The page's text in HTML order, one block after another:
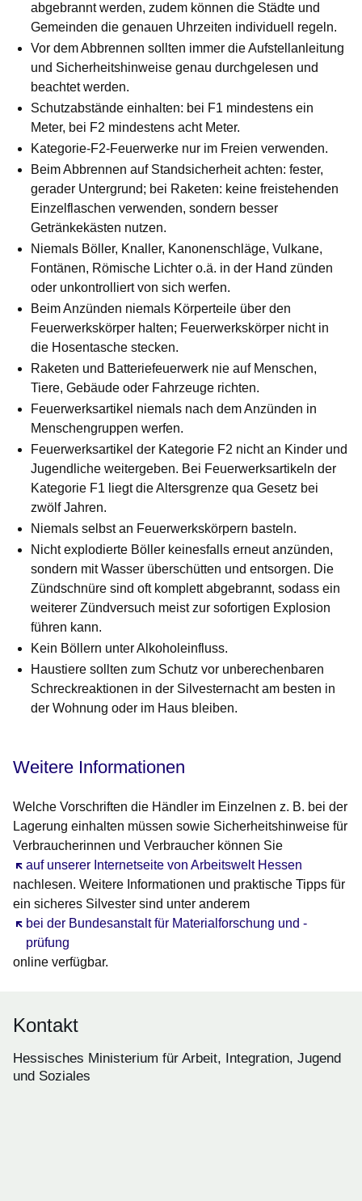
abgebrannt werden, zudem können die Städte und
Gemeinden die genauen Uhrzeiten individuell regeln.
Vor dem Abbrennen sollten immer die Aufstellanleitung
und Sicherheitshinweise genau durchgelesen und
beachtet werden.
Schutzabstände einhalten: bei F1 mindestens ein
Meter, bei F2 mindestens acht Meter.
Kategorie-F2-Feuerwerke nur im Freien verwenden.
Beim Abbrennen auf Standsicherheit achten: fester,
gerader Untergrund; bei Raketen: keine freistehenden
Einzelflaschen verwenden, sondern besser
Getränkekästen nutzen.
Niemals Böller, Knaller, Kanonenschläge, Vulkane,
Fontänen, Römische Lichter o.ä. in der Hand zünden
oder unkontrolliert von sich werfen.
Beim Anzünden niemals Körperteile über den
Feuerwerkskörper halten; Feuerwerkskörper nicht in
die Hosentasche stecken.
Raketen und Batteriefeuerwerk nie auf Menschen,
Tiere, Gebäude oder Fahrzeuge richten.
Feuerwerksartikel niemals nach dem Anzünden in
Menschengruppen werfen.
Feuerwerksartikel der Kategorie F2 nicht an Kinder und
Jugendliche weitergeben. Bei Feuerwerksartikeln der
Kategorie F1 liegt die Altersgrenze qua Gesetz bei
zwölf Jahren.
Niemals selbst an Feuerwerkskörpern basteln.
Nicht explodierte Böller keinesfalls erneut anzünden,
sondern mit Wasser überschütten und entsorgen. Die
Zündschnüre sind oft komplett abgebrannt, sodass ein
weiterer Zündversuch meist zur sofortigen Explosion
führen kann.
Kein Böllern unter Alkoholeinfluss.
Haustiere sollten zum Schutz vor unberechenbaren
Schreckreaktionen in der Silvesternacht am besten in
der Wohnung oder im Haus bleiben.
Weitere Informationen
Welche Vorschriften die Händler im Einzelnen z. B. bei der
Lagerung einhalten müssen sowie Sicherheitshinweise für
Verbraucherinnen und Verbraucher können Sie
auf unserer Internetseite von Arbeitswelt Hessen
Öffnet sich in einem neuen Fenster
nachlesen. Weitere Informationen und praktische Tipps für
ein sicheres Silvester sind unter anderem
bei der Bundesanstalt für Materialforschung und -
prüfung
Öffnet sich in einem neuen Fenster
online verfügbar.
Kontakt
Hessisches Ministerium für Arbeit, Integration, Jugend
und Soziales